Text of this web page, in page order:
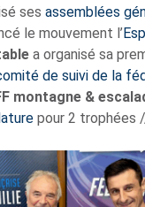
ses assemblées
le mouvement l’
a organisé sa
de suivi de la
montagne &
pour 2 trophées